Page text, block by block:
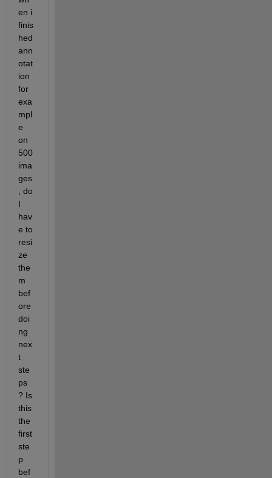
en i
finis
hed
ann
otat
ion
for
exa
mpl
e
on
500
ima
ges
, do
I
hav
e to
resi
ze
the
m
bef
ore
doi
ng
nex
t
ste
ps
? Is
this
the
first
ste
p
bef